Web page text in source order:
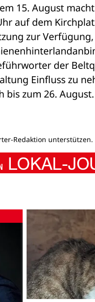
15. August
auf dem
zur
der
Einfluss zu
bis zum 26.
Redaktion unterstützen.